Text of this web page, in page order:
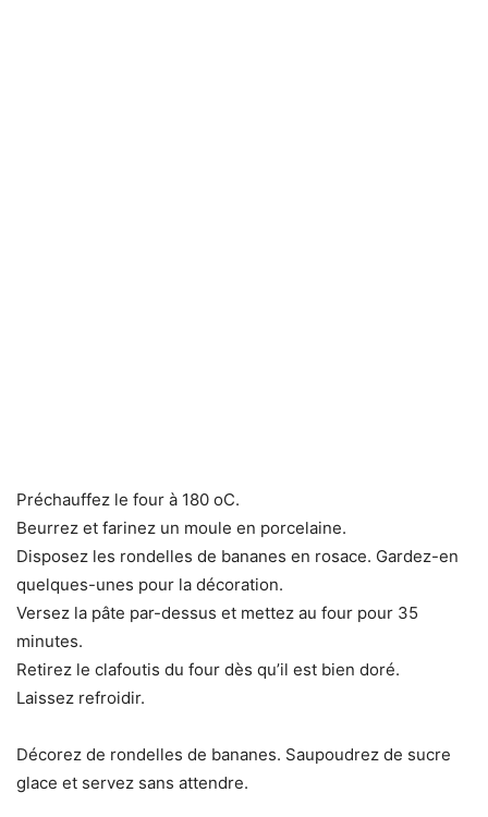
Préchauffez le four à 180 oC.
Beurrez et farinez un moule en porcelaine.
Disposez les rondelles de bananes en rosace. Gardez-en
quelques-unes pour la décoration.
Versez la pâte par-dessus et mettez au four pour 35
minutes.
Retirez le clafoutis du four dès qu’il est bien doré.
Laissez refroidir.
Décorez de rondelles de bananes. Saupoudrez de sucre
glace et servez sans attendre.